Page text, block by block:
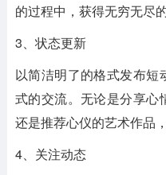
的过程中，获得无穷无尽
3、状态更新
以简洁明了的格式发布短
式的交流。无论是分享心
还是推荐心仪的艺术作品
4、关注动态